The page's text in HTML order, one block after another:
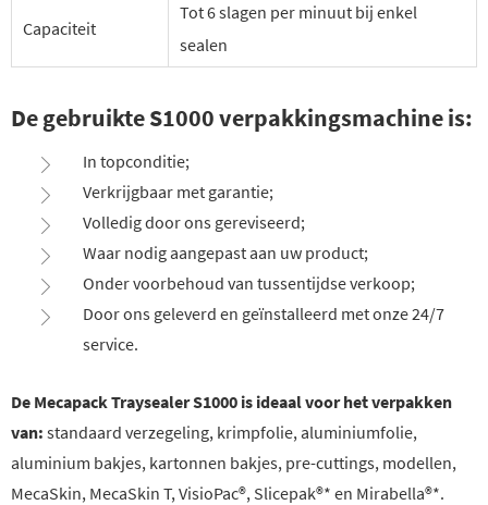
Capaciteit
Tot 6 slagen per minuut bij enkel
sealen
De gebruikte S1000 verpakkingsmachine is:
In topconditie;
Verkrijgbaar met garantie;
Volledig door ons gereviseerd;
Waar nodig aangepast aan uw product;
Onder voorbehoud van tussentijdse verkoop;
Door ons geleverd en geïnstalleerd met onze 24/7
service.
De Mecapack Traysealer S1000 is ideaal voor het verpakken
van: standaard verzegeling, krimpfolie, aluminiumfolie,
aluminium bakjes, kartonnen bakjes, pre-cuttings, modellen,
MecaSkin, MecaSkin T, VisioPac®, Slicepak®* en Mirabella®*.